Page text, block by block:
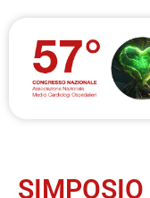
SIMPOSIO